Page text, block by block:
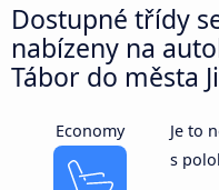
Dostupné třídy
nabízeny na
Tábor do města
Economy
Je to
s